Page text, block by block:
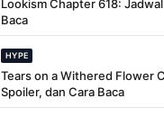
Lookism Chapter 618:
Baca
HYPE
Tears on a Withered Flower
Spoiler, dan Cara Baca